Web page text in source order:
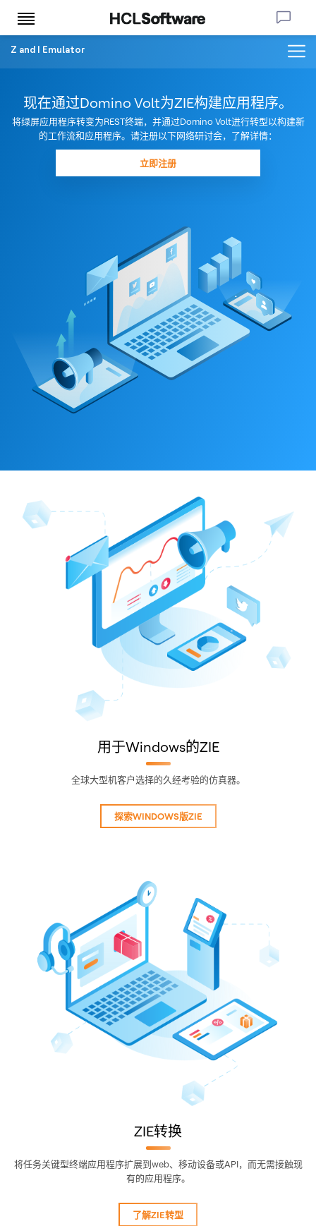
Z and I Emulator
现在通过Domino Volt为ZIE构建应用程序。
将绿屏应用程序转变为REST终端，并通过Domino Volt进行转型以构建新
的工作流和应用程序。请注册以下网络研讨会，了解详情：
立即注册
用于Windows的ZIE
全球大型机客户选择的久经考验的仿真器。
探索WINDOWS版ZIE
ZIE转换
将任务关键型终端应用程序扩展到web、移动设备或API，而无需接触现
有的应用程序。
了解ZIE转型